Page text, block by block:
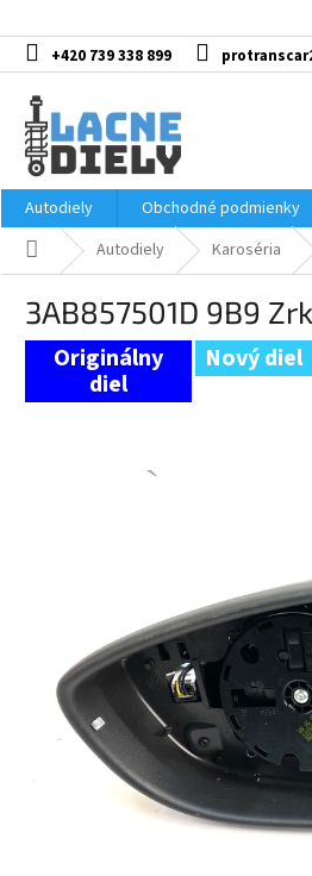
+420 739 338 899
Autodiely
Obchodné podmienky
DomovAutodiely Karoséria
3AB857501D 9B9
Nový diel